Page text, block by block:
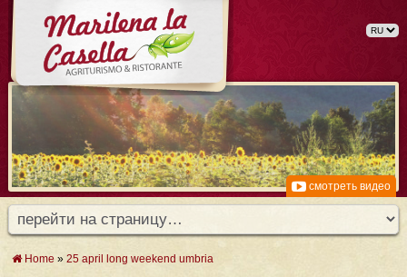
смотреть видео
Home »25 april long weekend umbria